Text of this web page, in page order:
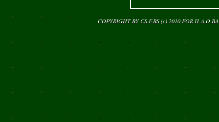
COPYRIGHT BY CS.F.BS (c) 2010 FOR Π.Α.Ο